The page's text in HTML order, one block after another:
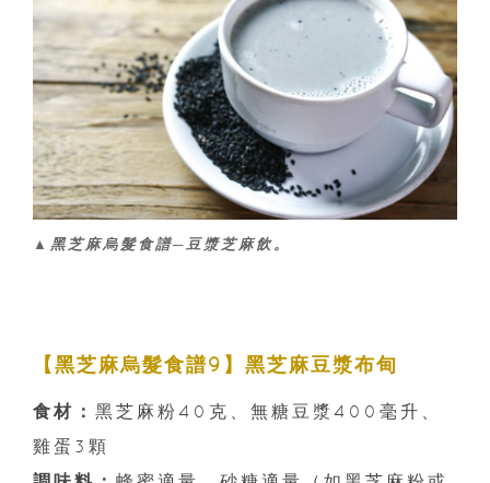
▲黑芝麻烏髮食譜─豆漿芝麻飲。
【黑芝麻烏髮食譜9】黑芝麻豆漿布甸
食材： 黑芝麻粉40克、無糖豆漿400毫升、
雞蛋3顆